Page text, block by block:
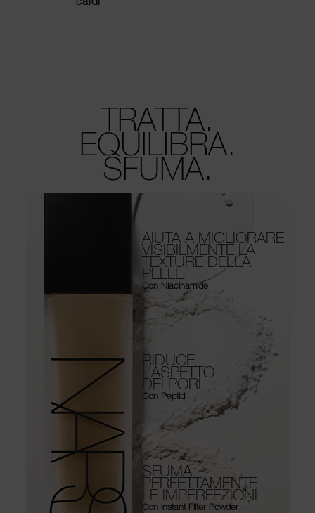
TRATTA.
EQUILIBRA.
SFUMA.
AIUTA A MIGLIORARE
VISIBILMENTE LA
TEXTURE DELLA
PELLE
Con Niacinamide
RIDUCE
L’ASPETTO
DEI PORI
Con Peptidi
SFUMA
PERFETTAMENTE
LE IMPERFEZIONI
Con Instant Filter Powder